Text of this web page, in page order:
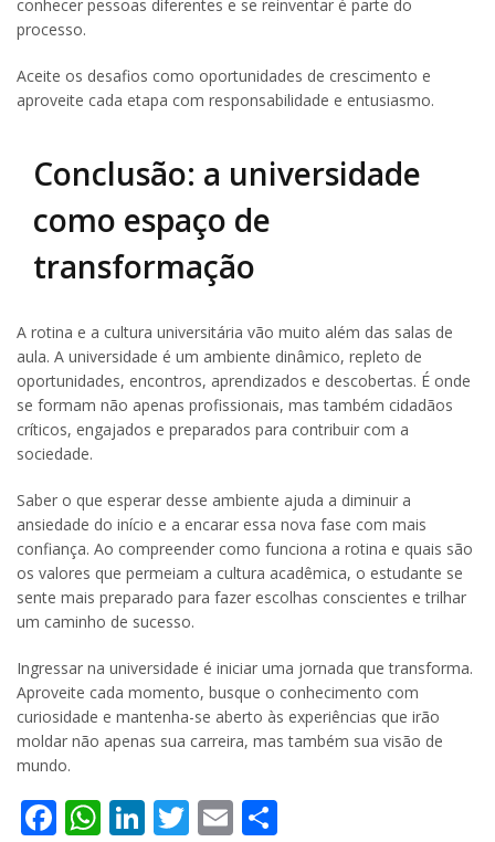
conhecer pessoas diferentes e se reinventar é parte do
processo.
Aceite os desafios como oportunidades de crescimento e
aproveite cada etapa com responsabilidade e entusiasmo.
Conclusão: a universidade
como espaço de
transformação
A rotina e a cultura universitária vão muito além das salas de
aula. A universidade é um ambiente dinâmico, repleto de
oportunidades, encontros, aprendizados e descobertas. É onde
se formam não apenas profissionais, mas também cidadãos
críticos, engajados e preparados para contribuir com a
sociedade.
Saber o que esperar desse ambiente ajuda a diminuir a
ansiedade do início e a encarar essa nova fase com mais
confiança. Ao compreender como funciona a rotina e quais são
os valores que permeiam a cultura acadêmica, o estudante se
sente mais preparado para fazer escolhas conscientes e trilhar
um caminho de sucesso.
Ingressar na universidade é iniciar uma jornada que transforma.
Aproveite cada momento, busque o conhecimento com
curiosidade e mantenha-se aberto às experiências que irão
moldar não apenas sua carreira, mas também sua visão de
mundo.
Facebook
WhatsApp
LinkedIn
Twitter
Email